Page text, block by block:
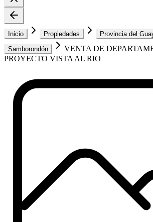
Inicio Propiedades
Provincia del
Samborondón
VENTA DE
PROYECTO VISTA AL RIO